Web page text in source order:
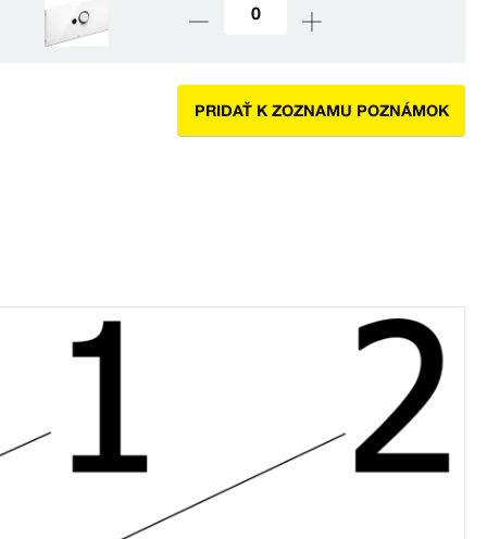
PRIDAŤ K ZOZNAMU POZNÁMOK